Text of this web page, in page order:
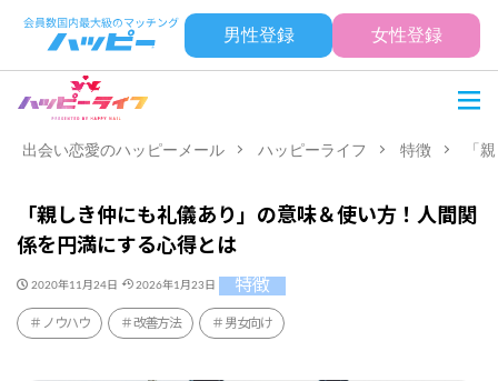
男性登録 女性登録
出会い恋愛のハッピーメール ハッピーライフ 特徴 「
「親しき仲にも礼儀あり」の意味＆使い方！人間関
係を円満にする心得とは
2020年11月24日 2026年1月23日 特徴
ノウハウ 改善方法 男女向け